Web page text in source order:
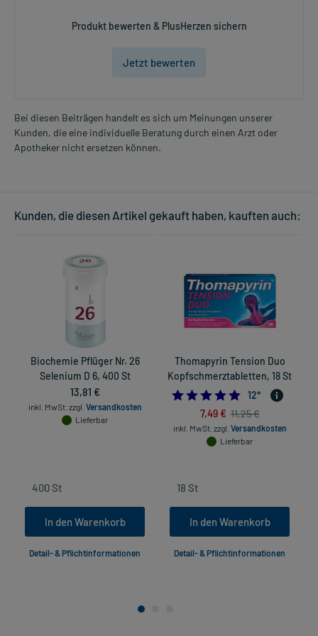
Produkt bewerten & PlusHerzen sichern
Jetzt bewerten
Bei diesen Beiträgen handelt es sich um Meinungen unserer
Kunden, die eine individuelle Beratung durch einen Arzt oder
Apotheker nicht ersetzen können.
Kunden, die diesen Artikel gekauft haben, kauften auch:
Biochemie Pflüger Nr. 26
Selenium D 6, 400 St
13,81 €
inkl. MwSt. zzgl. Versandkosten
Lieferbar
In den Warenkorb
Detail- & Pflichtinformationen
Thomapyrin Tension Duo
Kopfschmerztabletten, 18 St
12*
7,49 € 11,25 €
inkl. MwSt. zzgl. Versandkosten
Lieferbar
In den Warenkorb
Detail- & Pflichtinformationen